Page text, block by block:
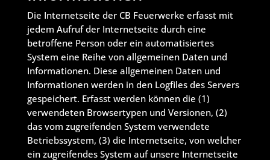
Die Internetseite der CB Feuerwerke erfasst mit
jedem Aufruf der Internetseite durch eine
betroffene Person oder ein automatisiertes
System eine Reihe von allgemeinen Daten und
Informationen. Diese allgemeinen Daten und
Informationen werden in den Logfiles des Servers
gespeichert. Erfasst werden können die (1)
verwendeten Browsertypen und Versionen, (2)
das vom zugreifenden System verwendete
Betriebssystem, (3) die Internetseite, von welcher
ein zugreifendes System auf unsere Internetseite